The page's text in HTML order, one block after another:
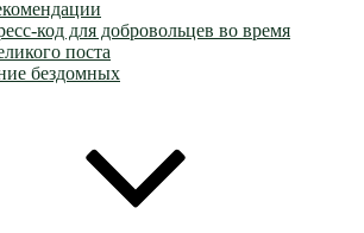
код для добровольцев во время
поста
бездомных